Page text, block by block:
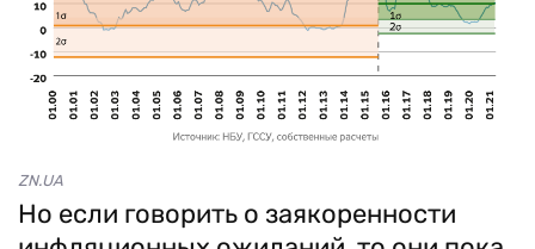
ZN.UA
Но если говорить о заякоренности